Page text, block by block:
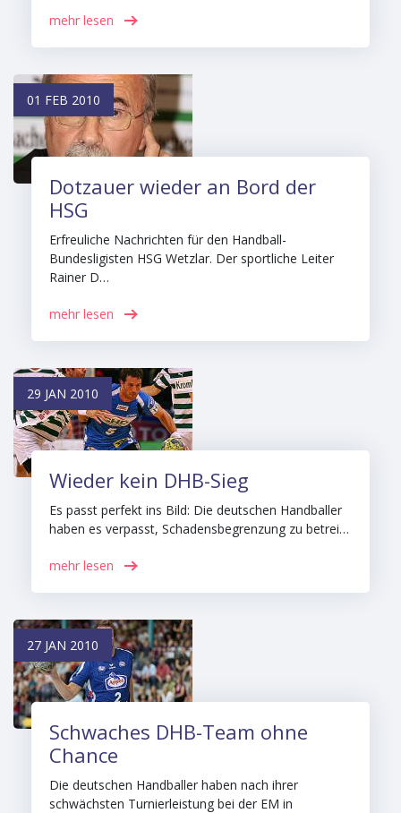
mehr lesen
01 FEB 2010
Dotzauer wieder an Bord der
HSG
Erfreuliche Nachrichten für den Handball-
Bundesligisten HSG Wetzlar. Der sportliche Leiter
Rainer D…
mehr lesen
29 JAN 2010
Wieder kein DHB-Sieg
Es passt perfekt ins Bild: Die deutschen Handballer
haben es verpasst, Schadensbegrenzung zu betrei…
mehr lesen
27 JAN 2010
Schwaches DHB-Team ohne
Chance
Die deutschen Handballer haben nach ihrer
schwächsten Turnierleistung bei der EM in